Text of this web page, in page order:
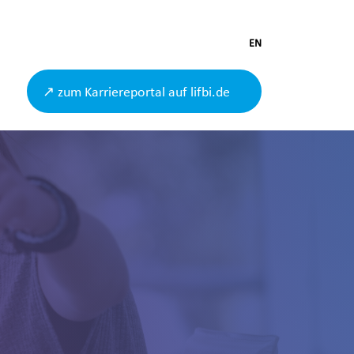
EN
↗ zum Karriereportal auf lifbi.de